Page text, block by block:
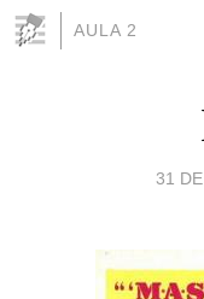
AULA 2
31